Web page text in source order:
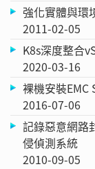
強化實體與環
2011-02-05
K8s深度整合
2020-03-16
裸機安裝EMC
2016-07-06
記錄惡意網
侵偵測系統
2010-09-05